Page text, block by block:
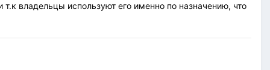
владельцы используют его именно по назначению, что